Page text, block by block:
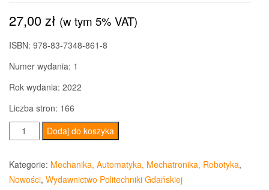
27,00zł (w tym 5% VAT)
ISBN: 978-83-7348-861-8
Numer wydania: 1
Rok wydania: 2022
Liczba stron: 166
ilość
Metodyka
testowania
paliw
Dodaj do koszyka
Kategorie: Mechanika, Automatyka, Mechatronika, Robotyka,
Nowości, Wydawnictwo Politechniki Gdańskiej